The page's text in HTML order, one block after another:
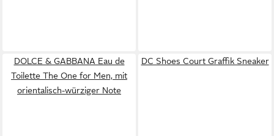
DOLCE & GABBANA Eau de
Toilette The One for Men, mit
orientalisch-würziger Note
DC Shoes Court Graffik Sneaker